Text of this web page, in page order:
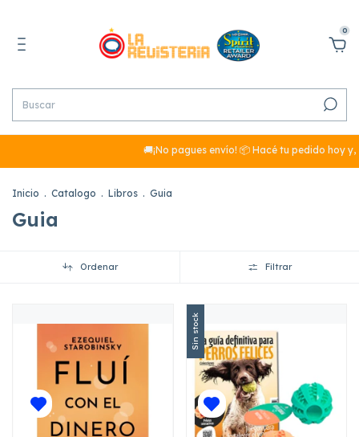
0
🚚¡No pagues envío! 📦 Hacé tu pedido hoy
Inicio . Catalogo . Libros . Guia
Guia
Ordenar Filtrar
Sin stock